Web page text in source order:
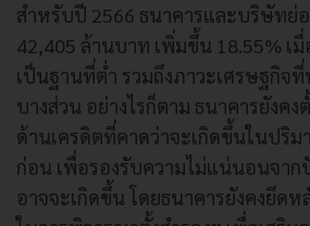
สำหรับปี 2566 ธนาคารและบริษัทย่
42,405 ล้านบาท เพิ่มขึ้น 18.55% เ
เป็นฐานที่ต่ำ รวมถึงภาวะเศรษฐกิจ
บางส่วน อย่างไรก็ตาม ธนาคารยังค
ด้านเครดิตที่คาดว่าจะเกิดขึ้นในปริม
ก่อน เพื่อรองรับความไม่แน่นอนจาก
อาจจะเกิดขึ้น โดยธนาคารยังคงยึดห